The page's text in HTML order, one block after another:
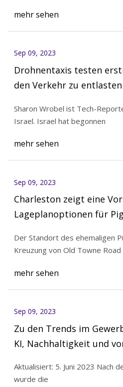
mehr sehen
Sep 09, 2023
Drohnentaxis testen
den Verkehr zu entlasten
Sharon Wrobel ist Tech-
Israel. Israel hat begonnen
mehr sehen
Sep 09, 2023
Charleston zeigt eine
Lageplanoptionen für
Der Standort des ehemaligen
Kreuzung von Old Towne Road
mehr sehen
Sep 09, 2023
Zu den Trends im
KI, Nachhaltigkeit und
Aktualisiert: 5. Juni 2023 Nach
wurde die